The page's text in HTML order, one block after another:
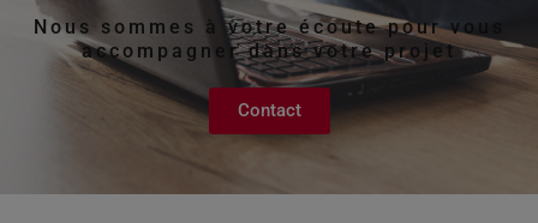
Nous sommes à votre écoute pour vous
accompagner dans votre projet
Contact